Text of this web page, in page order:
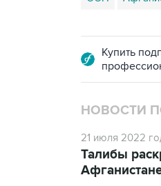
Купить
НОВОСТИ
21 июля 2022
Талибы